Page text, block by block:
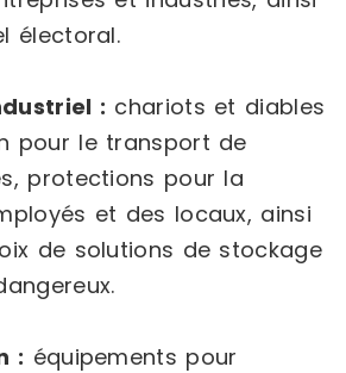
électoral.
: chariots et diables
pour le transport de
protections pour la
et des locaux, ainsi
de solutions de stockage
: équipements pour